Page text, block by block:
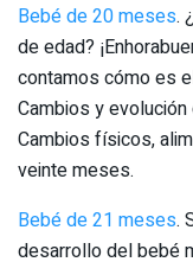
Bebé de 20 meses.
de edad?
contamos cómo es
Cambios y
Cambios físicos,
veinte meses.
Bebé de 21 meses.
desarrollo del bebé